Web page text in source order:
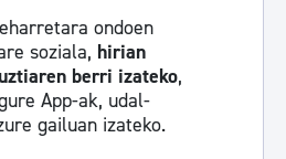
ondoen
soziala, hirian
berri izateko,
App-ak, udal-
gailuan izateko.